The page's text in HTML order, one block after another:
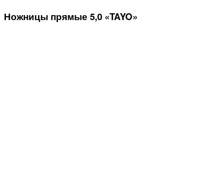
Ножницы прямые 5,0 «TAYO»